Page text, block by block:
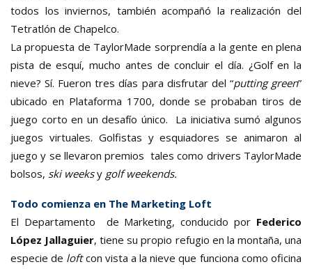
todos los inviernos, también acompañó la realización del
Tetratlón de Chapelco.
La propuesta de TaylorMade sorprendía a la gente en plena
pista de esquí, mucho antes de concluir el día. ¿Golf en la
nieve? Sí. Fueron tres días para disfrutar del “putting green”
ubicado en Plataforma 1700, donde se probaban tiros de
juego corto en un desafío único. La iniciativa sumó algunos
juegos virtuales. Golfistas y esquiadores se animaron al
juego y se llevaron premios tales como drivers TaylorMade
bolsos, ski weeksy golf weekends.
Todo comienza en The Marketing Loft
El Departamento de Marketing, conducido por Federico
López Jallaguier, tiene su propio refugio en la montaña, una
especie de loftcon vista a la nieve que funciona como oficina